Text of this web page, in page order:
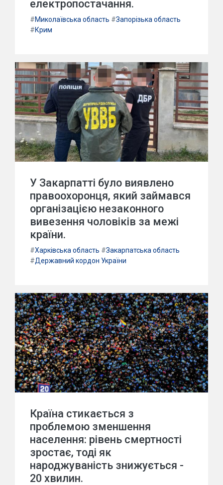
електропостачання.
#Миколаївська область #Запорізька область
#Крим
У Закарпатті було виявлено
правоохоронця, який займався
організацією незаконного
вивезення чоловіків за межі
країни.
#Харківська область #Закарпатська область
#Державний кордон України
Країна стикається з
проблемою зменшення
населення: рівень смертності
зростає, тоді як
народжуваність знижується -
20 хвилин.